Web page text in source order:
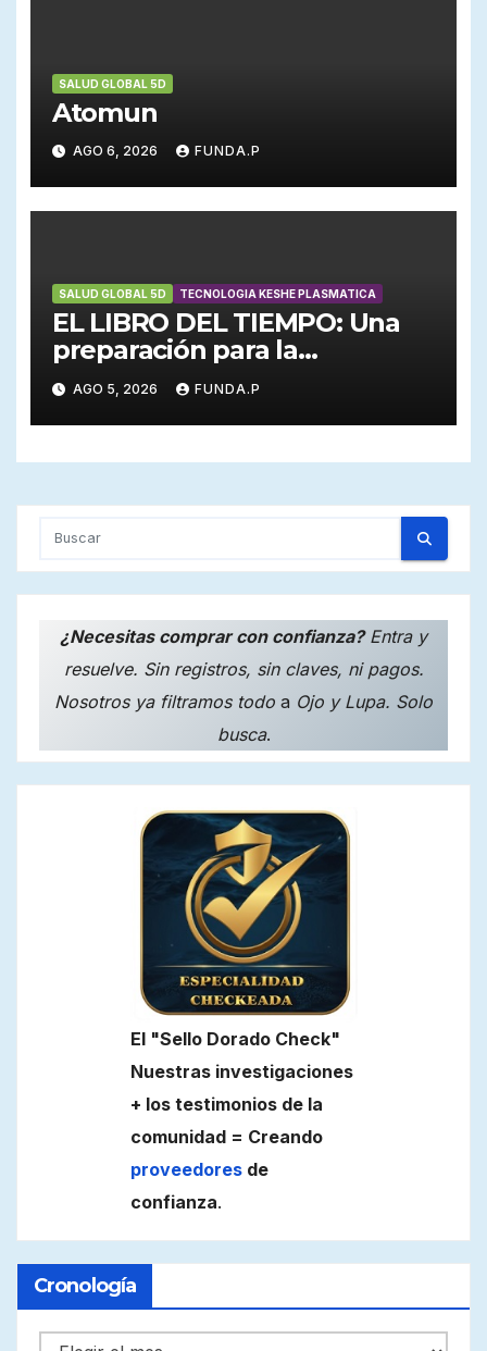
SALUD GLOBAL 5D
Atomun
AGO 6, 2026 FUNDA.P
SALUD GLOBAL 5D TECNOLOGIA KESHE PLASMATICA
EL LIBRO DEL TIEMPO: Una
preparación para la
trasmutación.
AGO 5, 2026 FUNDA.P
¿Necesitas comprar con confianza?Entra y
resuelve. Sin registros, sin claves, ni pagos.
Nosotros ya filtramos todo a Ojo y Lupa. Solo
busca.
El "Sello Dorado Check"
Nuestras investigaciones
+ los testimonios de la
comunidad = Creando
proveedores de
confianza.
Cronología
Cronología